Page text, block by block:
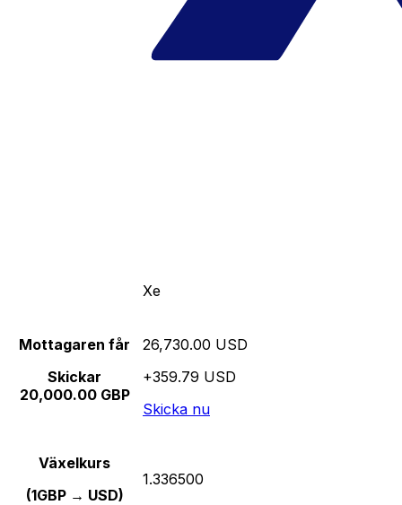
Xe
Mottagaren får
Skickar
20,000.00 GBP
26,730.00 USD
+359.79 USD
Skicka nu
Växelkurs
(1GBP → USD)
1.336500